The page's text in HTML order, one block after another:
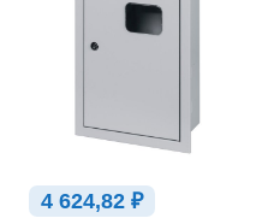
4 624,82 ₽